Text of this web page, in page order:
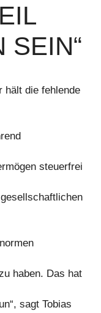
F
hält die fehlende
steuerfrei
haben. Das hat
sagt Tobias